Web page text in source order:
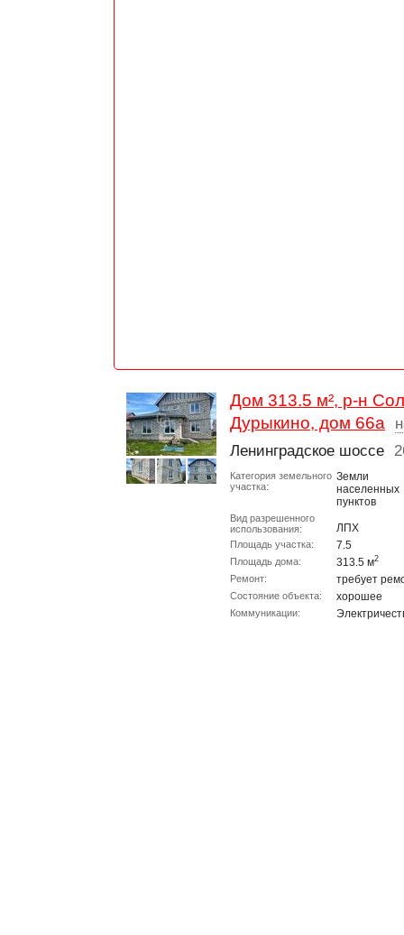
Дом 313.5 м², р-н
Дурыкино, дом 66а
Ленинградское шоссе
Категория земельного
участка:
Земли
населенных
пунктов
Вид разрешенного
использования:
ЛПХ
Площадь участка: 7.5
Площадь дома: 313.5 м2
Ремонт: требует
Состояние объекта: хорошее
Коммуникации: